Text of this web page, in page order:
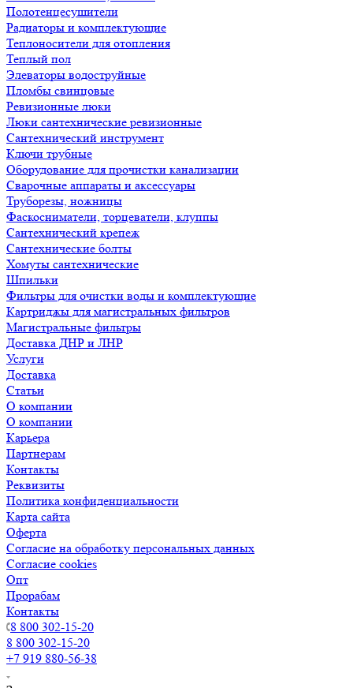
Полотенцесушители
Радиаторы и комплектующие
Теплоносители для отопления
Теплый пол
Элеваторы водоструйные
Пломбы свинцовые
Ревизионные люки
Люки сантехнические ревизионные
Сантехнический инструмент
Ключи трубные
Оборудование для прочистки канализации
Сварочные аппараты и аксессуары
Труборезы, ножницы
Фаскосниматели, торцеватели, клуппы
Сантехнический крепеж
Сантехнические болты
Хомуты сантехнические
Шпильки
Фильтры для очистки воды и комплектующие
Картриджы для магистральных фильтров
Магистральные фильтры
Доставка ДНР и ЛНР
Услуги
Доставка
Статьи
О компании
О компании
Карьера
Партнерам
Контакты
Реквизиты
Политика конфиденциальности
Карта сайта
Оферта
Согласие на обработку персональных данных
Согласие cookies
Опт
Прорабам
Контакты
8 800 302-15-20
8 800 302-15-20
+7 919 880-56-38